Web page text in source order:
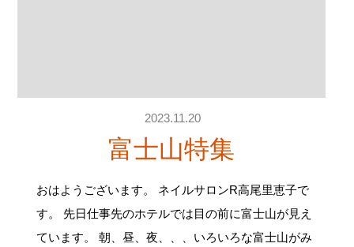
2023.11.20
富士山特集
おはようございます。 ネイルサロンR高尾里恵子で
す。 先日仕事先のホテルでは目の前に富士山が見え
ています。 朝、昼、夜、、、いろいろな富士山がみ